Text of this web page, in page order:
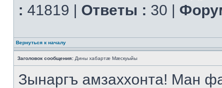
: 41819 | Ответы : 30 |
Вернуться к началу
Заголовок сообщения: Дины хабартæ Мæскуыйы
Зынаргъ амзаххонта! Ман